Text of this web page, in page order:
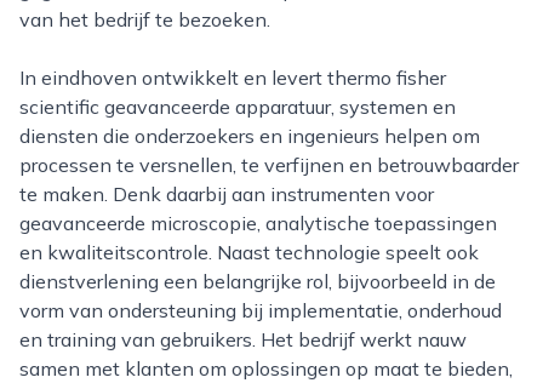
van het bedrijf te bezoeken.
In eindhoven ontwikkelt en levert thermo fisher
scientific geavanceerde apparatuur, systemen en
diensten die onderzoekers en ingenieurs helpen om
processen te versnellen, te verfijnen en betrouwbaarder
te maken. Denk daarbij aan instrumenten voor
geavanceerde microscopie, analytische toepassingen
en kwaliteitscontrole. Naast technologie speelt ook
dienstverlening een belangrijke rol, bijvoorbeeld in de
vorm van ondersteuning bij implementatie, onderhoud
en training van gebruikers. Het bedrijf werkt nauw
samen met klanten om oplossingen op maat te bieden,